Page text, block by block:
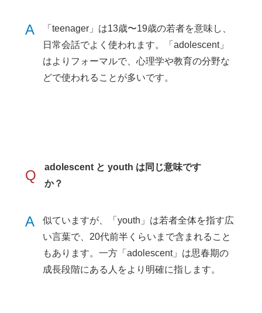
A
「teenager」は13歳〜19歳の若者を意味し、
日常会話でよく使われます。「adolescent」
はよりフォーマルで、心理学や教育の分野な
どで使われることが多いです。
Q
adolescent と youth は同じ意味です
か？
A
似ていますが、「youth」は若者全体を指す広
い言葉で、20代前半くらいまで含まれること
もあります。一方「adolescent」は思春期の
成長段階にある人をより明確に指します。